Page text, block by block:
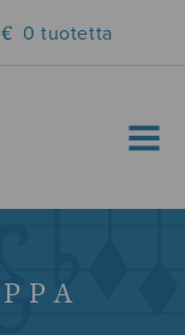
0 tuotetta
MENU